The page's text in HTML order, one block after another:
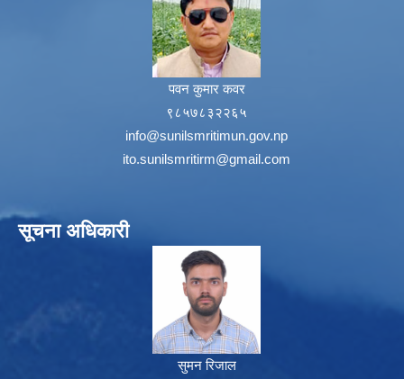
पवन कुमार कवर
९८५७८३२२६५
info@sunilsmritimun.gov.np
ito.sunilsmritirm@gmail.com
सूचना अधिकारी
सुमन रिजाल